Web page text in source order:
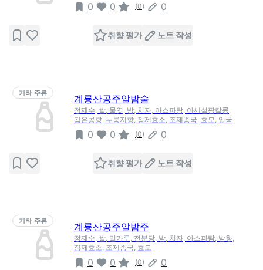
0 0 (0) 0
취향 평가 노트 작성
기타 주류
계룡산공주알밤술
정제수, 쌀, 물엿, 밤, 치자, 아스파탐, 아세설팜칼륨,
검은콩향, 누룽지향, 정제효소, 조제종국, 효모, 입국
0 0 (0) 0
취향 평가 노트 작성
기타 주류
계룡산공주알밤주
정제수, 쌀, 밀가루, 전분당, 밤, 치자, 아스파탐, 밤향,
정제효소, 조제종국, 효모
0 0 (0) 0